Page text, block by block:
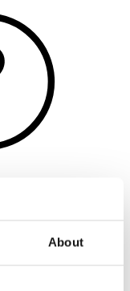
About